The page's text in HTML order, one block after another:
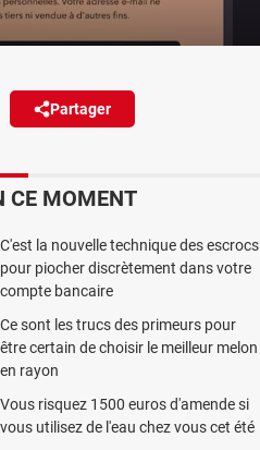
Partager
semaines après l'AltStore,
appareils. AprèsAltStore.io,
Store d'Apple. Rappelons
sous la pression réglementaire
en vigueur le 6 mars dernier (lire
CE MOMENT
C'est la nouvelle technique des escrocs
pour piocher discrètement dans votre
compte bancaire
Ce sont les trucs des primeurs pour
être certain de choisir le meilleur melon
en rayon
Vous risquez 1500 euros d'amende si
vous utilisez de l'eau chez vous cet été